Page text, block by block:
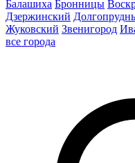
Балашиха Бронницы
Дзержинский
Жуковский Звенигород
все города